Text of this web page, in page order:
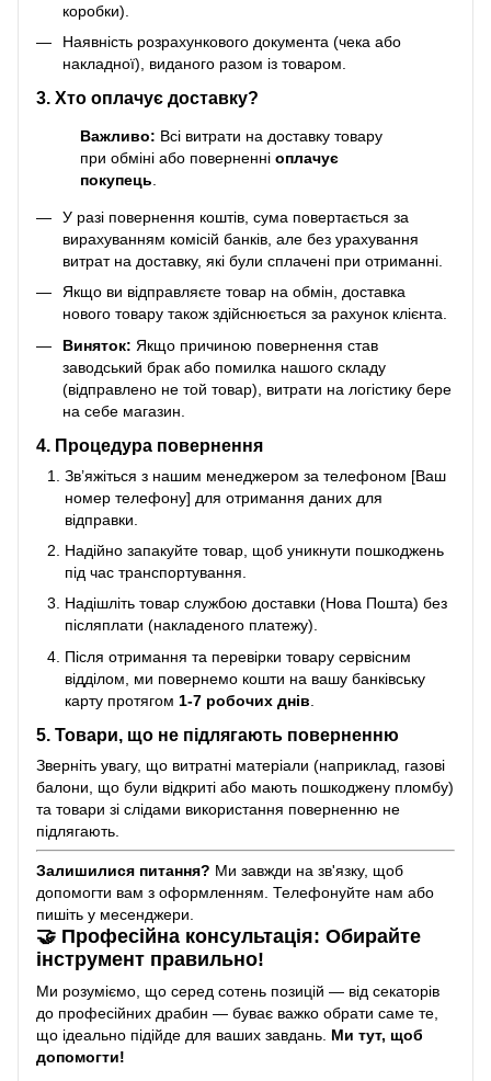
коробки).
Наявність розрахункового документа (чека або
накладної), виданого разом із товаром.
3. Хто оплачує доставку?
Важливо: Всі витрати на доставку товару
при обміні або поверненні оплачує
покупець
У разі повернення коштів, сума повертається за
вирахуванням комісій банків, але без урахування
витрат на доставку, які були сплачені при отриманні.
Якщо ви відправляєте товар на обмін, доставка
нового товару також здійснюється за рахунок клієнта.
Виняток: Якщо причиною повернення став
заводський брак або помилка нашого складу
(відправлено не той товар), витрати на логістику бере
на себе магазин.
4. Процедура повернення
Зв’яжіться з нашим менеджером за телефоном [Ваш
номер телефону] для отримання даних для
відправки.
Надійно запакуйте товар, щоб уникнути пошкоджень
під час транспортування.
Надішліть товар службою доставки (Нова Пошта) без
післяплати (накладеного платежу).
Після отримання та перевірки товару сервісним
відділом, ми повернемо кошти на вашу банківську
карту протягом 1-7 робочих днів
5. Товари, що не підлягають поверненню
Зверніть увагу, що витратні матеріали (наприклад, газові
балони, що були відкриті або мають пошкоджену пломбу)
та товари зі слідами використання поверненню не
підлягають.
Залишилися питання? Ми завжди на зв'язку, щоб
допомогти вам з оформленням. Телефонуйте нам або
пишіть у месенджери.
🤝 Професійна консультація: Обирайте
інструмент правильно!
Ми розуміємо, що серед сотень позицій — від секаторів
до професійних драбин — буває важко обрати саме те,
що ідеально підійде для ваших завдань. Ми тут, щоб
допомогти!